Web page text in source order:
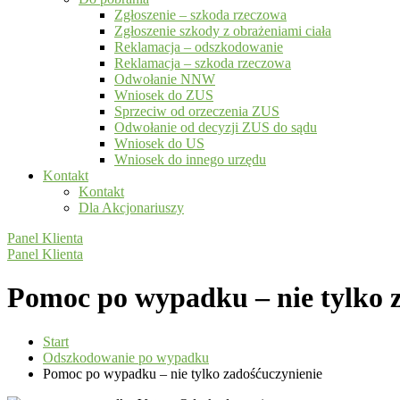
Zgłoszenie – szkoda rzeczowa
Zgłoszenie szkody z obrażeniami ciała
Reklamacja – odszkodowanie
Reklamacja – szkoda rzeczowa
Odwołanie NNW
Wniosek do ZUS
Sprzeciw od orzeczenia ZUS
Odwołanie od decyzji ZUS do sądu
Wniosek do US
Wniosek do innego urzędu
Kontakt
Kontakt
Dla Akcjonariuszy
Panel Klienta
Panel Klienta
Pomoc po wypadku – nie tylko
Start
Odszkodowanie po wypadku
Pomoc po wypadku – nie tylko zadośćuczynienie